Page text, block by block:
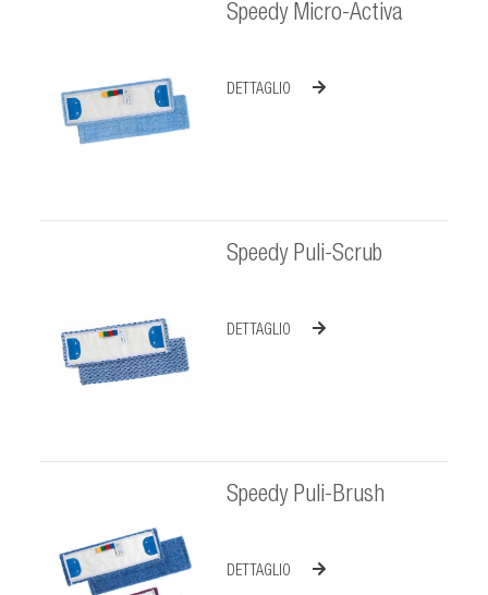
Speedy Micro-Activa
DETTAGLIO
Speedy Puli-Scrub
DETTAGLIO
Speedy Puli-Brush
DETTAGLIO